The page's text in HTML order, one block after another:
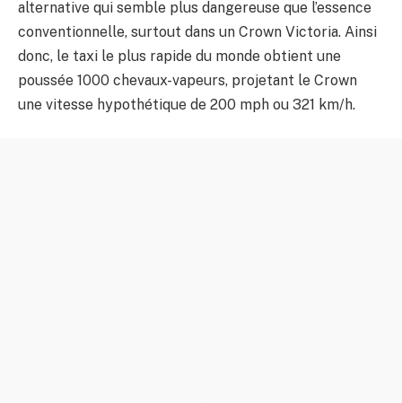
alternative qui semble plus dangereuse que l’essence
conventionnelle, surtout dans un Crown Victoria. Ainsi
donc, le taxi le plus rapide du monde obtient une
poussée 1000 chevaux-vapeurs, projetant le Crown
une vitesse hypothétique de 200 mph ou 321 km/h.